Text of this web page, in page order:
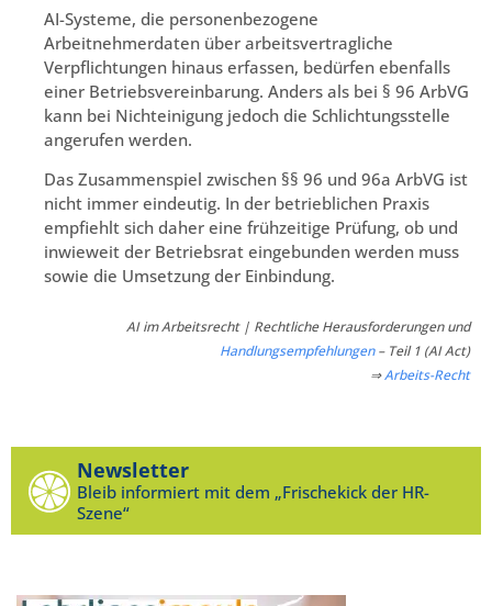
AI-Systeme, die personenbezogene
Arbeitnehmerdaten über arbeitsvertragliche
Verpflichtungen hinaus erfassen, bedürfen ebenfalls
einer Betriebsvereinbarung. Anders als bei § 96 ArbVG
kann bei Nichteinigung jedoch die Schlichtungsstelle
angerufen werden.
Das Zusammenspiel zwischen §§ 96 und 96a ArbVG ist
nicht immer eindeutig. In der betrieblichen Praxis
empfiehlt sich daher eine frühzeitige Prüfung, ob und
inwieweit der Betriebsrat eingebunden werden muss
sowie die Umsetzung der Einbindung.
AI im Arbeitsrecht | Rechtliche Herausforderungen und
Handlungsempfehlungen– Teil 1 (AI Act)
⇒Arbeits-Recht
Newsletter
Bleib informiert mit dem „Frischekick der HR-
Szene“